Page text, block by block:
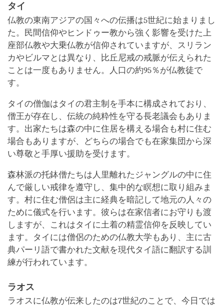
タイ
仏教の東南アジアの国々への伝播は5世紀に始まりまし
た。民間信仰やヒンドゥー教から強く影響を受けた上
座部仏教や大乗仏教が信仰されていますが、スリラン
カやビルマとは異なり、比丘尼戒の戒脈が伝えられた
ことは一度もありません。人口の約95％が仏教徒で
す。
タイの僧伽はタイの君主制を手本に構成されており、
僧王が存在し、伝統の純粋性を守る長老議会もありま
す。出家たちは森の中に住居を構える場合も村に住む
場合もありますが、どちらの場合でも在家集団から深
い尊敬と手厚い援助を受けます。
森林派の托鉢僧たちは人里離れたジャングルの中に住
んで厳しい戒律を遵守し、集中的な瞑想に取り組みま
す。村に住む僧侶は主に経典を暗記して地元の人々の
ために儀式を行います。彼らは在家信者にお守りも渡
しますが、これはタイに土着の精霊信仰を反映してい
ます。タイには僧侶のための仏教大学もあり、主に古
典パーリ語で書かれた文献を現代タイ語に翻訳する訓
練が行われています。
ラオス
ラオスに仏教が伝来したのは7世紀のことで、今日では